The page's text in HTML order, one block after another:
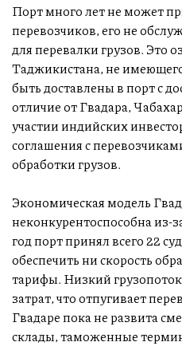
Порт много лет не может
перевозчиков, его не
для перевалки грузов. Это
Таджикистана, не
быть доставлены в порт с
отличие от Гвадара,
участии индийских
соглашения с
обработки грузов.
Экономическая модель
неконкурентоспособна
год порт принял всего 22
обеспечить ни скорость
тарифы. Низкий
затрат, что отпугивает
Гвадаре пока не развита
склады, таможенные